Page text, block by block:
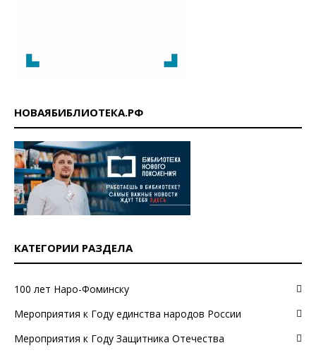
НОВАЯБИБЛИОТЕКА.РФ
КАТЕГОРИИ РАЗДЕЛА
100 лет Наро-Фоминску
Мероприятия к Году единства народов России
Мероприятия к Году Защитника Отечества